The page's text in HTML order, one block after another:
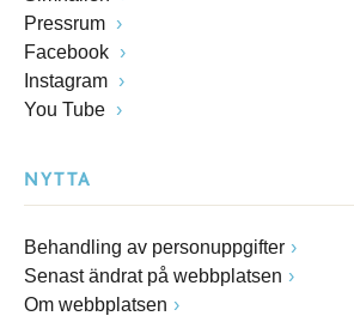
Pressrum
Facebook
Instagram
You Tube
NYTTA
Behandling av personuppgifter
Senast ändrat på webbplatsen
Om webbplatsen